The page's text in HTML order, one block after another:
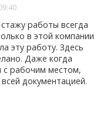
работы всегда
в этой компании
эту работу. Здесь
Даже когда
с рабочим местом,
документацией.